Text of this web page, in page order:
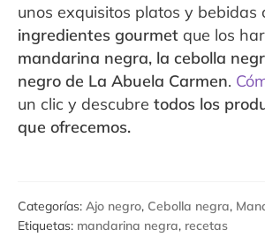
unos exquisitos platos y bebidas
ingredientes gourmet que los
mandarina negra, la cebolla
negro de La Abuela Carmen.
un clic y descubre todos los
que ofrecemos.
Categorías: Ajo negro, Cebolla negra,
Etiquetas: mandarina negra, recetas